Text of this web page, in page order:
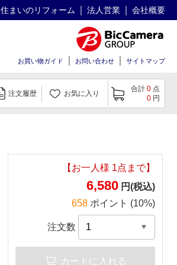
住まいのリフォーム 法人営業 会社概要
お買い物ガイド お問い合わせ サイトマップ
注文履歴 お気に入り
合計 0 点
0 円
【お一人様 1点まで】
6,580 円(税込)
658 ポイント (10%)
注文数
カートに入れる